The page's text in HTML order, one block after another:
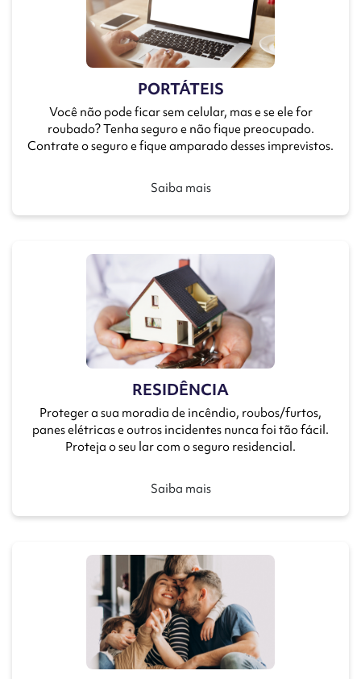
PORTÁTEIS
Você não pode ficar sem celular, mas e se ele for
roubado? Tenha seguro e não fique preocupado.
Contrate o seguro e fique amparado desses imprevistos.
Saiba mais
RESIDÊNCIA
Proteger a sua moradia de incêndio, roubos/furtos,
panes elétricas e outros incidentes nunca foi tão fácil.
Proteja o seu lar com o seguro residencial.
Saiba mais